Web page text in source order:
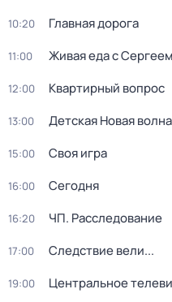
10:20 Главная дорога
11:00 Живая еда с
12:00 Квартирный вопрос
13:00 Детская Новая волна
15:00 Своя игра
16:00 Сегодня
16:20 ЧП. Расследование
17:00 Следствие вели...
19:00 Центральное